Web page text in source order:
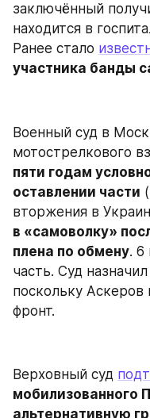
заключённый
находится в
Ранее стало
участника банды
Военный суд в
пяти годам
оставлении части
вторжения в
в «самоволку»
плена по обмену. 6
часть. Суд
поскольку
фронт.
Верховный суд
мобилизованного
альтернативную